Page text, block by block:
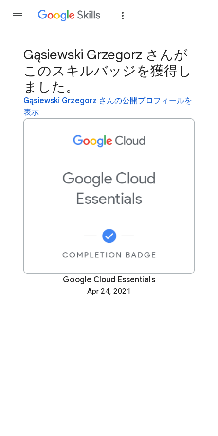
Gąsiewski Grzegorz さんが
このスキルバッジを獲得し
ました。
Gąsiewski Grzegorz さんの公開プロフィールを
表示